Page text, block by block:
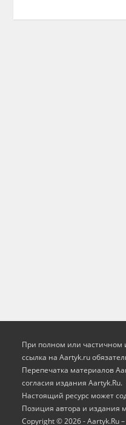
При полном или частичном
ссылка на Aartyk.ru
Перепечатка материалов
согласия издания Aartyk.Ru.
Настоящий ресурс может
Позиция автора и издания
Copyright © 2026 - Aartyk.Ru